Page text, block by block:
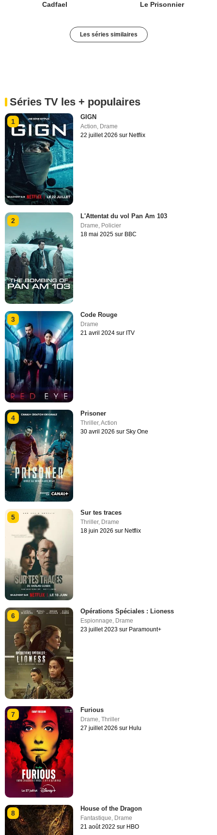
Cadfael Le Prisonnier
Les séries similaires
Séries TV les + populaires
1
GIGN
Action, Drame
22 juillet 2026 sur Netflix
2
L'Attentat du vol Pan Am 103
Drame Policier
18 mai 2025 sur BBC
3
Code Rouge
Drame
21 avril 2024 sur ITV
4
Prisoner
Thriller,Action
30 avril 2026 sur Sky One
5
Sur tes traces
Thriller, Drame
18 juin 2026 sur Netflix
6
Opérations Spéciales : Lioness
Espionnage, Drame
23 juillet 2023 sur Paramount+
7
Furious
Drame,Thriller
27 juillet 2026 sur Hulu
8
House of the Dragon
Fantastique, Drame
21 août 2022 sur HBO